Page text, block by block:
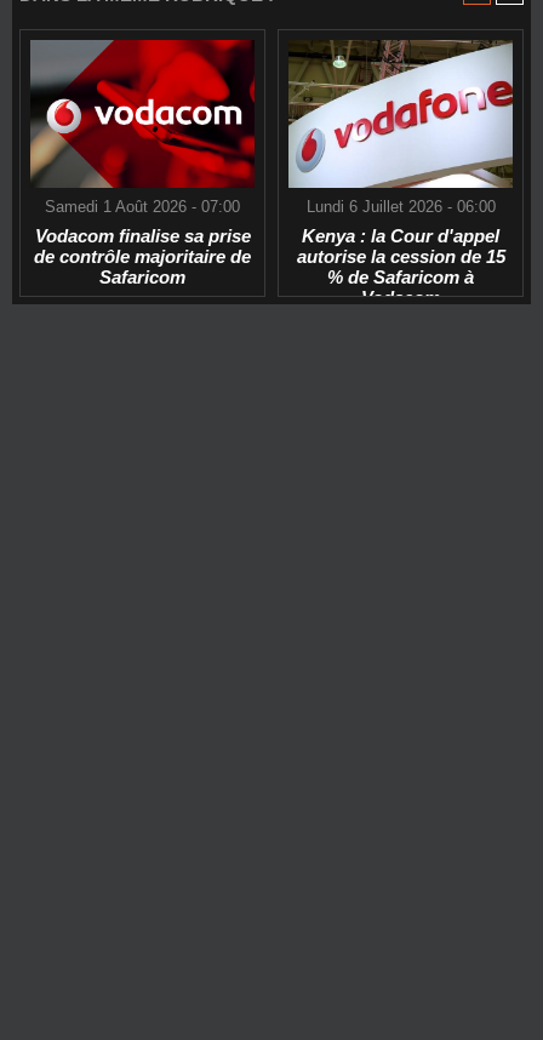
Samedi 1 Août 2026 - 07:00
Vodacom finalise sa prise
de contrôle majoritaire de
Safaricom
Lundi 6 Juillet 2026 - 06:00
Kenya : la Cour d'appel
autorise la cession de 15
% de Safaricom à
Vodacom